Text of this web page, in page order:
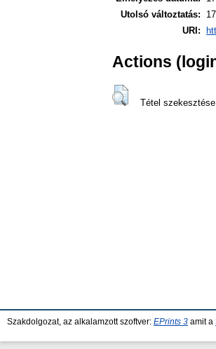
Utolsó változtatás:
URI:
Actions
Tétel szekesztése
Szakdolgozat, az alkalamzott szoftver: EPrints 3 amit a